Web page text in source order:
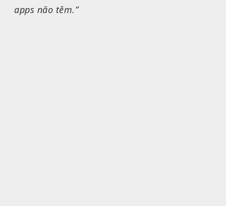
apps não têm.”